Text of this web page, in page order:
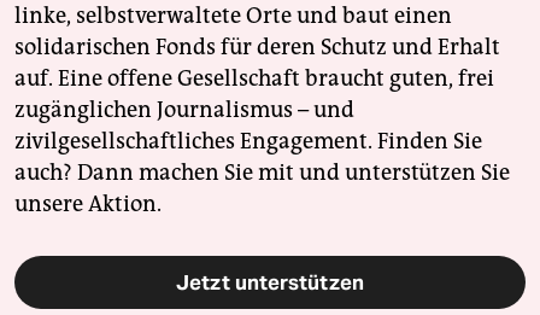
linke, selbstverwaltete Orte und baut einen
solidarischen Fonds für deren Schutz und Erhalt
auf. Eine offene Gesellschaft braucht guten, frei
zugänglichen Journalismus – und
zivilgesellschaftliches Engagement. Finden Sie
auch? Dann machen Sie mit und unterstützen Sie
unsere Aktion.
Jetzt unterstützen